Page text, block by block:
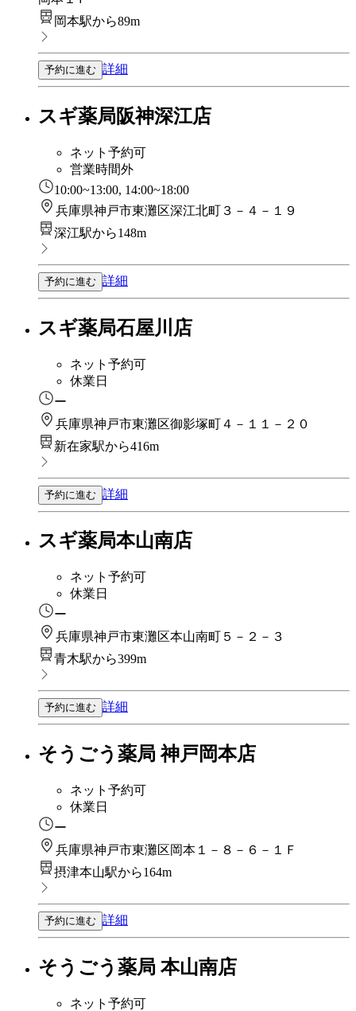
岡本駅から89m
予約に進む 詳細
スギ薬局阪神深江店
ネット予約可
営業時間外
10:00~13:00, 14:00~18:00
兵庫県神戸市東灘区深江北町３－４－１９
深江駅から148m
予約に進む 詳細
スギ薬局石屋川店
ネット予約可
休業日
ー
兵庫県神戸市東灘区御影塚町４－１１－２０
新在家駅から416m
予約に進む 詳細
スギ薬局本山南店
ネット予約可
休業日
ー
兵庫県神戸市東灘区本山南町５－２－３
青木駅から399m
予約に進む 詳細
そうごう薬局 神戸岡本店
ネット予約可
休業日
ー
兵庫県神戸市東灘区岡本１－８－６－１Ｆ
摂津本山駅から164m
予約に進む 詳細
そうごう薬局 本山南店
ネット予約可